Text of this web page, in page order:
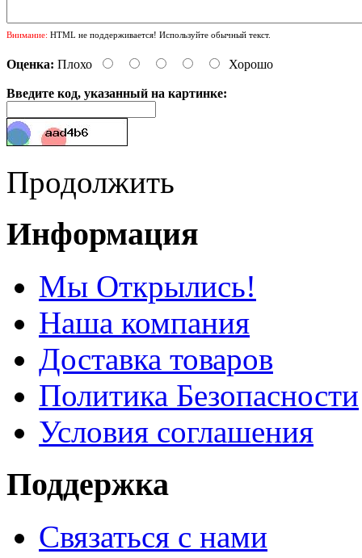
Внимание: HTML не поддерживается! Используйте обычный текст.
Оценка: Плохо Хорошо
Введите код, указанный на картинке:
Продолжить
Информация
Мы Открылись!
Наша компания
Доставка товаров
Политика Безопасности
Условия соглашения
Поддержка
Связаться с нами